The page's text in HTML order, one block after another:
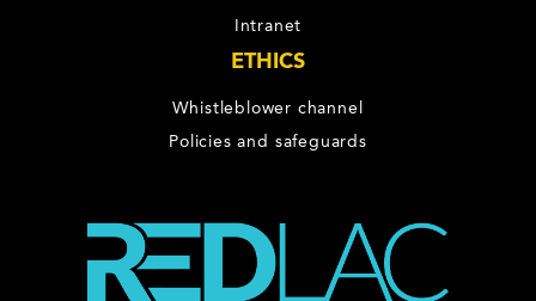
Intranet
ETHICS
Whistleblower channel
Policies and safeguards